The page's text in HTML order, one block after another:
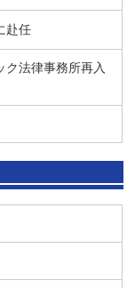
赴任
ク法律事務所再入